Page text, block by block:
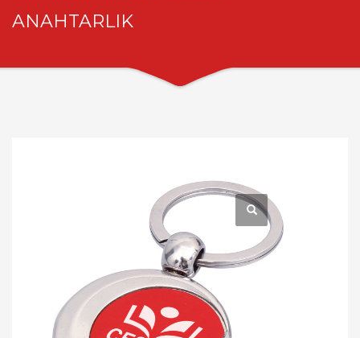
ANAHTARLIK